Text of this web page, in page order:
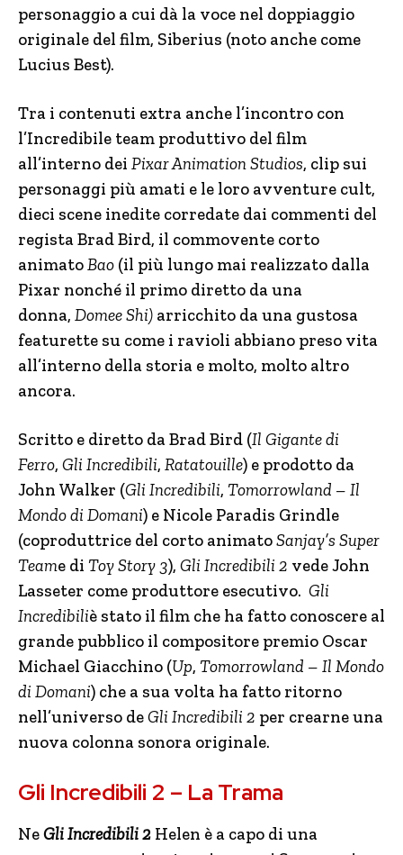
personaggio a cui dà la voce nel doppiaggio
originale del film, Siberius (noto anche come
Lucius Best).
Tra i contenuti extra anche l’incontro con
l’Incredibile team produttivo del film
all’interno dei Pixar Animation Studios, clip sui
personaggi più amati e le loro avventure cult,
dieci scene inedite corredate dai commenti del
regista Brad Bird, il commovente corto
animatoBao (il più lungo mai realizzato dalla
Pixar nonché il primo diretto da una
donna, Domee Shi) arricchito da una gustosa
featurette su come i ravioli abbiano preso vita
all’interno della storia e molto, molto altro
ancora.
Scritto e diretto da Brad Bird (Il Gigante di
Ferro, Gli Incredibili, Ratatouille) e prodotto da
John Walker (Gli Incredibili, Tomorrowland – Il
Mondo di Domani) e Nicole Paradis Grindle
(coproduttrice del corto animatoSanjay’s Super
Teame di Toy Story 3), Gli Incredibili 2 vede John
Lasseter come produttore esecutivo. Gli
Incredibiliè stato il film che ha fatto conoscere al
grande pubblico il compositore premio Oscar
Michael Giacchino (Up, Tomorrowland – Il Mondo
di Domani) che a sua volta ha fatto ritorno
nell’universo deGli Incredibili 2 per crearne una
nuova colonna sonora originale.
Gli Incredibili 2 – La Trama
NeGli Incredibili 2 Helen è a capo di una